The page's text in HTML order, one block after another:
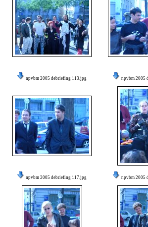
npvbm 2005 debriefing 113.jpg npvbm 2005
npvbm 2005 debriefing 117.jpg npvbm 2005